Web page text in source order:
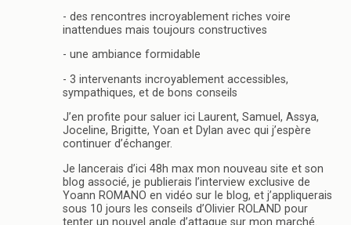
- des rencontres incroyablement riches voire
inattendues mais toujours constructives
- une ambiance formidable
- 3 intervenants incroyablement accessibles,
sympathiques, et de bons conseils
J’en profite pour saluer ici Laurent, Samuel, Assya,
Joceline, Brigitte, Yoan et Dylan avec qui j’espère
continuer d’échanger.
Je lancerais d’ici 48h max mon nouveau site et son
blog associé, je publierais l’interview exclusive de
Yoann ROMANO en vidéo sur le blog, et j’appliquerais
sous 10 jours les conseils d’Olivier ROLAND pour
tenter un nouvel angle d’attaque sur mon marché.